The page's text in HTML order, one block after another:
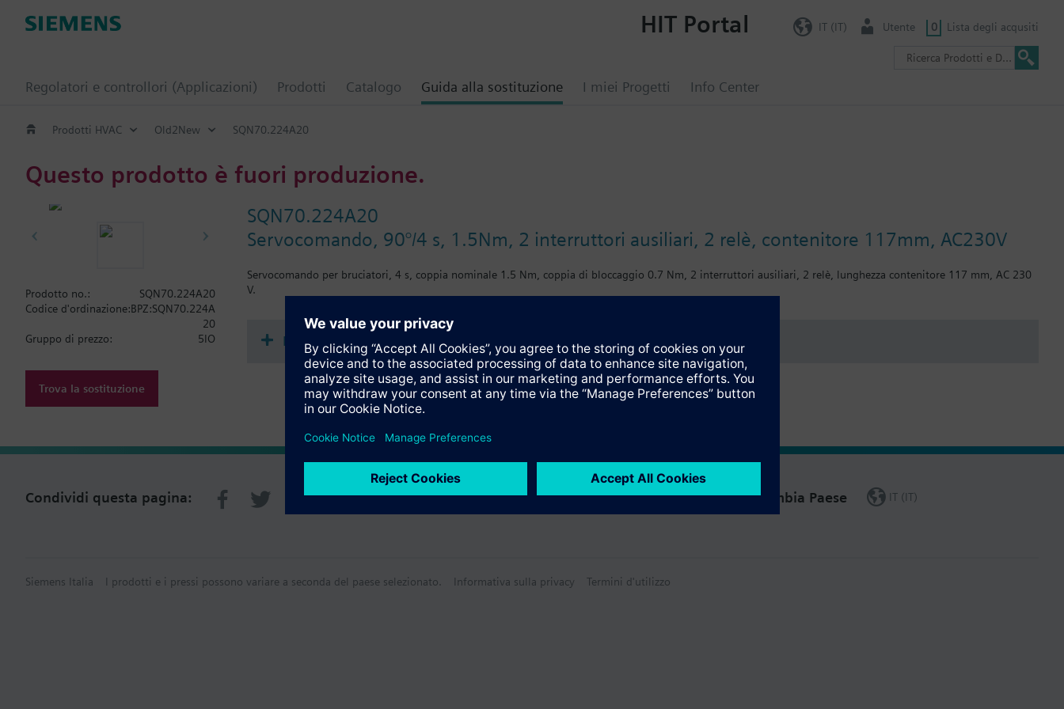
Regolatori e controllori (Applicazioni) Prodotti Catalogo Guida alla sostituzione I miei Progetti Info Center
HIT Portal IT (IT) Utente 0 Lista degli acqusiti
Prodotti HVAC Old2New SQN70.224A20
Questo prodotto è fuori produzione.
SQN70.224A20
Servocomando, 90°/4 s, 1.5Nm, 2 interruttori ausiliari, 2 relè, contenitore 117mm, AC230V
Servocomando per bruciatori, 4 s, coppia nominale 1.5 Nm, coppia di bloccaggio 0.7 Nm, 2 interruttori ausiliari, 2 relè, lunghezza contenitore 117 mm, AC 230
V.
Prodotto no.:
SQN70.224A20
Codice d'ordinazione:BPZ:SQN70.224A
20
Gruppo di prezzo:
5IO
Trova la sostituzione
Documenti
Condividi questa pagina: Cambia Paese IT (IT)
Siemens Italia I prodotti e i pressi possono variare a seconda del paese selezionato. Informativa sulla privacy Termini d'utilizzo